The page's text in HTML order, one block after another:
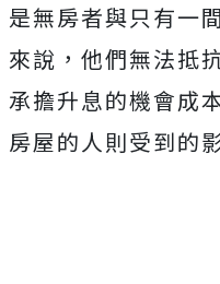
是無房者與只有一
來說，他們無法抵
承擔升息的機會成
房屋的人則受到的